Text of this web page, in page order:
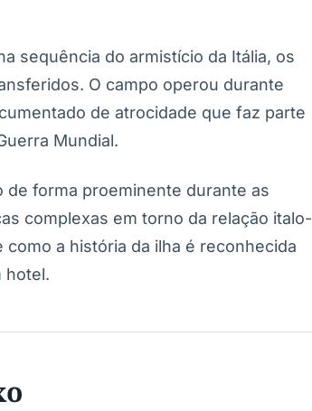
sequência do armistício da Itália, os
O campo operou durante
de atrocidade que faz parte
Mundial.
de forma proeminente durante as
complexas em torno da relação italo-
a história da ilha é reconhecida
hotel.